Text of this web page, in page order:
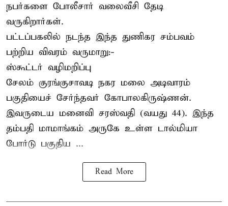
நபர்களை போலீசார் வலைவீசி தேடி
வருகிறார்கள்.
பட்டப்பகலில் நடந்த இந்த துணிகர சம்பவம்
பற்றிய விவரம் வருமாறு:-
ஸ்கூட்டர் வழிமறிப்பு
சேலம் குரங்குசாவடி நகர மலை அடிவாரம்
பகுதியைச் சேர்ந்தவர் கோபாலகிருஷ்ணன்.
இவருடைய மனைவி சரஸ்வதி (வயது 44). இந்த
தம்பதி மாமாங்கம் அருகே உள்ள டால்மியா
போர்டு பகுதிய ...
Read More